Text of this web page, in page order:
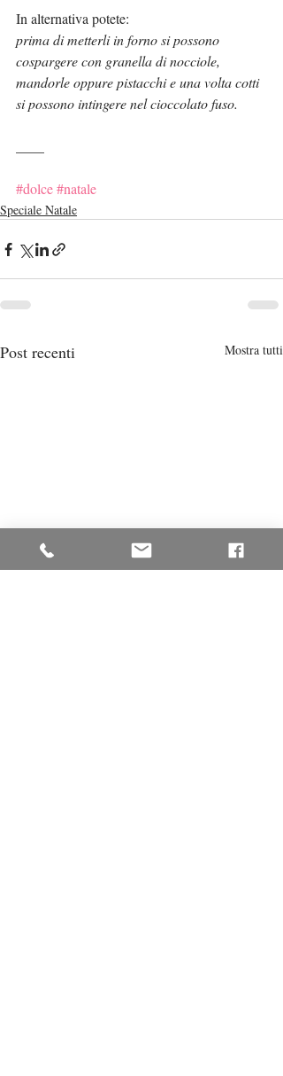
In alternativa potete:
prima di metterli in forno si possono
cospargere con granella di nocciole,
mandorle oppure pistacchi e una volta cotti
si possono intingere nel cioccolato fuso.
#dolce#natale
Speciale Natale
Post recenti Mostra tutti